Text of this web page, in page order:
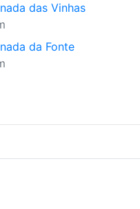
das Vinhas
da Fonte